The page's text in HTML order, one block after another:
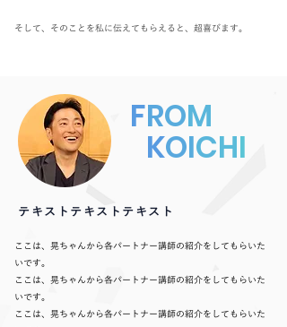
そして、そのことを私に伝えてもらえると、超喜びます。
FROM
KOICHI
テキストテキストテキスト
ここは、晃ちゃんから各パートナー講師の紹介をしてもらいた
いです。
ここは、晃ちゃんから各パートナー講師の紹介をしてもらいた
いです。
ここは、晃ちゃんから各パートナー講師の紹介をしてもらいた